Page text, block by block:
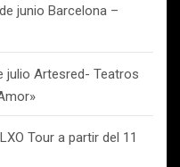
junio Barcelona –
julio Artesred- Teatros
Tour a partir del 11